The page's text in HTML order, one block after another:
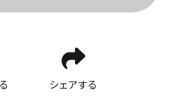
シェアする